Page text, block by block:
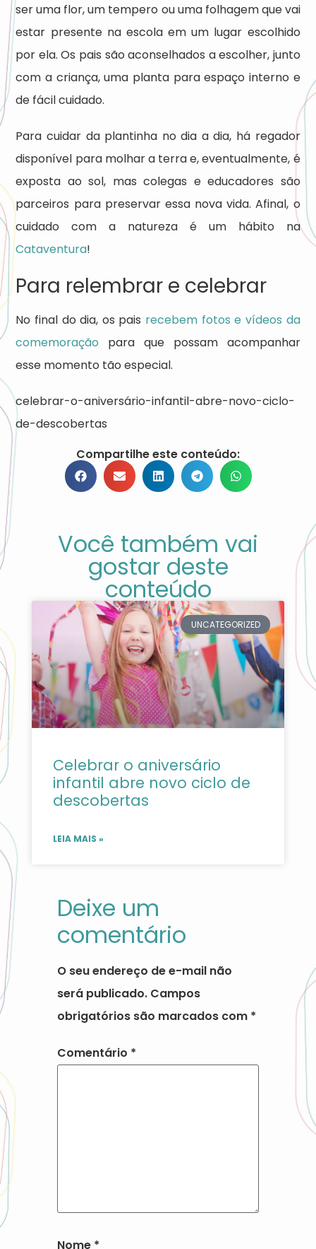
ser uma flor, um tempero ou uma folhagem que vai
estar presente na escola em um lugar escolhido
por ela. Os pais são aconselhados a escolher, junto
com a criança, uma planta para espaço interno e
de fácil cuidado.
Para cuidar da plantinha no dia a dia, há regador
disponível para molhar a terra e, eventualmente, é
exposta ao sol, mas colegas e educadores são
parceiros para preservar essa nova vida. Afinal, o
cuidado com a natureza é um hábito na
Cataventura!
Para relembrar e celebrar
No final do dia, os pais recebem fotos e vídeos da
comemoração para que possam acompanhar
esse momento tão especial.
celebrar-o-aniversário-infantil-abre-novo-ciclo-
de-descobertas
Compartilhe este conteúdo:
Você também vai
gostar deste
conteúdo
UNCATEGORIZED
Celebrar o aniversário
infantil abre novo ciclo de
descobertas
LEIA MAIS »
Deixe um
comentário
O seu endereço de e-mail não
será publicado. Campos
obrigatórios são marcados com *
Comentário *
Nome *